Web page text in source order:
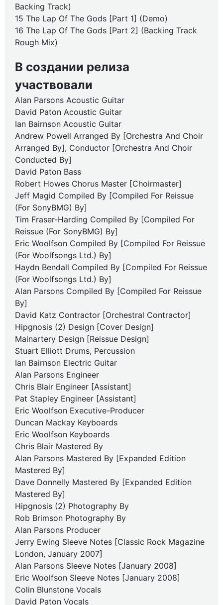
Backing Track)
15 The Lap Of The Gods [Part 1] (Demo)
16 The Lap Of The Gods [Part 2] (Backing Track
Rough Mix)
В создании релиза
участвовали
Alan Parsons Acoustic Guitar
David Paton Acoustic Guitar
Ian Bairnson Acoustic Guitar
Andrew Powell Arranged By [Orchestra And Choir
Arranged By], Conductor [Orchestra And Choir
Conducted By]
David Paton Bass
Robert Howes Chorus Master [Choirmaster]
Jeff Magid Compiled By [Compiled For Reissue
(For SonyBMG) By]
Tim Fraser-Harding Compiled By [Compiled For
Reissue (For SonyBMG) By]
Eric Woolfson Compiled By [Compiled For Reissue
(For Woolfsongs Ltd.) By]
Haydn Bendall Compiled By [Compiled For Reissue
(For Woolfsongs Ltd.) By]
Alan Parsons Compiled By [Compiled For Reissue
By]
David Katz Contractor [Orchestral Contractor]
Hipgnosis (2) Design [Cover Design]
Mainartery Design [Reissue Design]
Stuart Elliott Drums, Percussion
Ian Bairnson Electric Guitar
Alan Parsons Engineer
Chris Blair Engineer [Assistant]
Pat Stapley Engineer [Assistant]
Eric Woolfson Executive-Producer
Duncan Mackay Keyboards
Eric Woolfson Keyboards
Chris Blair Mastered By
Alan Parsons Mastered By [Expanded Edition
Mastered By]
Dave Donnelly Mastered By [Expanded Edition
Mastered By]
Hipgnosis (2) Photography By
Rob Brimson Photography By
Alan Parsons Producer
Jerry Ewing Sleeve Notes [Classic Rock Magazine
London, January 2007]
Alan Parsons Sleeve Notes [January 2008]
Eric Woolfson Sleeve Notes [January 2008]
Colin Blunstone Vocals
David Paton Vocals